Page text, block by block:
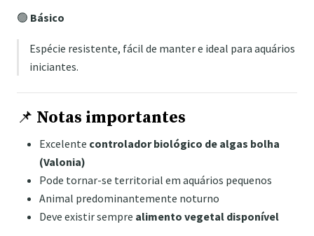
🟢 Básico
Espécie resistente, fácil de manter e ideal para aquários
iniciantes.
📌 Notas importantes
Excelente controlador biológico de algas bolha
(Valonia)
Pode tornar-se territorial em aquários pequenos
Animal predominantemente noturno
Deve existir sempre alimento vegetal disponível